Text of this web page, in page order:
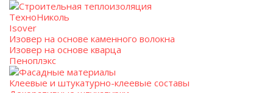
Строительная теплоизоляция
ТехноНиколь
Isover
Изовер на основе каменного волокна
Изовер на основе кварца
Пеноплэкс
Фасадные материалы
Клеевые и штукатурно-клеевые составы